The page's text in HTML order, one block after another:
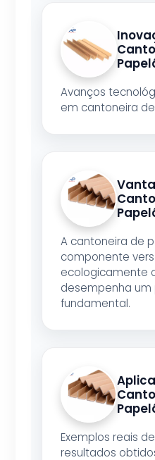
Avanços
em cantoneira
A cantoneira de
componente
ecologicamente
desempenha um
fundamental.
Exemplos reais
resultados